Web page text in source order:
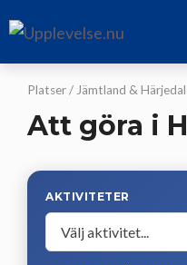
till
innehåll
Platser/ Jämtland &
Att göra i
AKTIVITETER